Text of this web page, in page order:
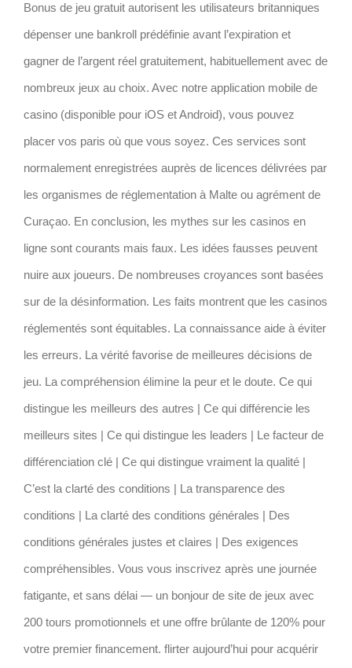
Bonus de jeu gratuit autorisent les utilisateurs britanniques
dépenser une bankroll prédéfinie avant l’expiration et
gagner de l’argent réel gratuitement, habituellement avec de
nombreux jeux au choix. Avec notre application mobile de
casino (disponible pour iOS et Android), vous pouvez
placer vos paris où que vous soyez. Ces services sont
normalement enregistrées auprès de licences délivrées par
les organismes de réglementation à Malte ou agrément de
Curaçao. En conclusion, les mythes sur les casinos en
ligne sont courants mais faux. Les idées fausses peuvent
nuire aux joueurs. De nombreuses croyances sont basées
sur de la désinformation. Les faits montrent que les casinos
réglementés sont équitables. La connaissance aide à éviter
les erreurs. La vérité favorise de meilleures décisions de
jeu. La compréhension élimine la peur et le doute. Ce qui
distingue les meilleurs des autres | Ce qui différencie les
meilleurs sites | Ce qui distingue les leaders | Le facteur de
différenciation clé | Ce qui distingue vraiment la qualité |
C’est la clarté des conditions | La transparence des
conditions | La clarté des conditions générales | Des
conditions générales justes et claires | Des exigences
compréhensibles. Vous vous inscrivez après une journée
fatigante, et sans délai — un bonjour de site de jeux avec
200 tours promotionnels et une offre brûlante de 120% pour
votre premier financement. flirter aujourd’hui pour acquérir